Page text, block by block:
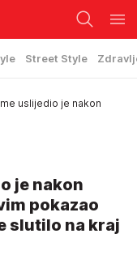
Street Style
uslijedio je nakon
je nakon
pokazao
slutilo na kraj